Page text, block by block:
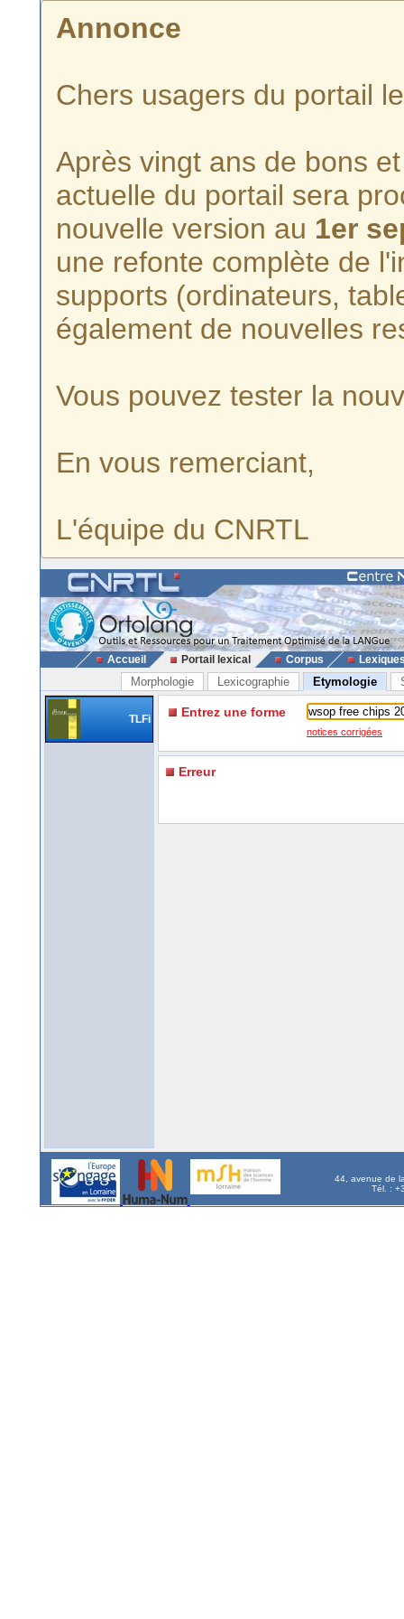
Annonce
Chers usagers du portail
Après vingt ans de bons
actuelle du portail sera
nouvelle version au 1er
une refonte complète de
supports (ordinateurs,
également de nouvelles
Vous pouvez tester la
En vous remerciant,
L'équipe du CNRTL
Accueil Portail lexical Corpus
Morphologie Lexicographie Etymologie
TLFi Entrez une forme
notices corrigées
Erreur
44, avenue de
Tél. :